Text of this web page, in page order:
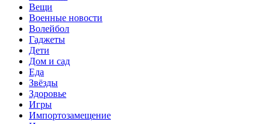
Вещи
Военные новости
Волейбол
Гаджеты
Дети
Дом и сад
Еда
Звёзды
Здоровье
Игры
Импортозамещение